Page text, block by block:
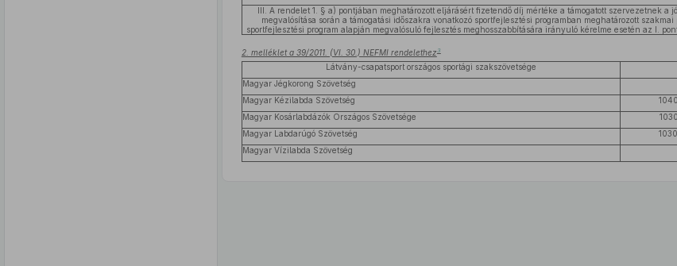
III. A rendelet 1. § a) pontjában meghatározott eljárásért fizetendő díj mértéke a támogatott szervezetnek a
megvalósítása során a támogatási időszakra vonatkozó sportfejlesztési programban meghatározott
sportfejlesztési program alapján megvalósuló fejlesztés meghosszabbítására irányuló kérelme esetén az I.
2. melléklet a 39/2011. (VI. 30.) NEFMI rendelethez 3
Látvány-csapatsport országos sportági szakszövetsége
Magyar Jégkorong Szövetség
Magyar Kézilabda Szövetség
Magyar Kosárlabdázók Országos Szövetsége
Magyar Labdarúgó Szövetség
Magyar Vízilabda Szövetség